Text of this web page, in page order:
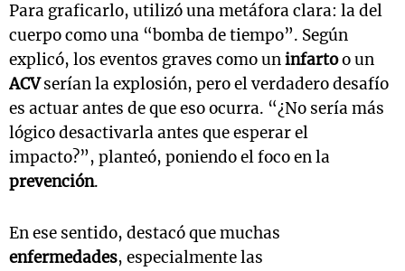
Para graficarlo, utilizó una metáfora clara: la del
cuerpo como una “bomba de tiempo”. Según
explicó, los eventos graves como uninfartoo un
ACVserían la explosión, pero el verdadero desafío
es actuar antes de que eso ocurra. “¿No sería más
lógico desactivarla antes que esperar el
impacto?”, planteó, poniendo el foco en la
prevención.
En ese sentido, destacó que muchas
enfermedades, especialmente las